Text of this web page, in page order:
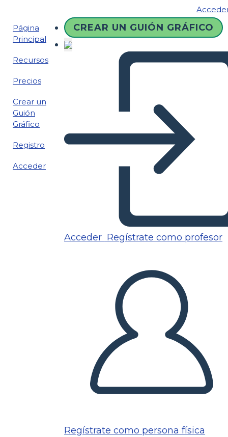
Página
Principal
Recursos
Precios
Crear un
Guión
Gráfico
Registro
Acceder
CREAR UN GUIÓN GRÁFICO
Acceder Regístrate como profesor
Regístrate como persona física